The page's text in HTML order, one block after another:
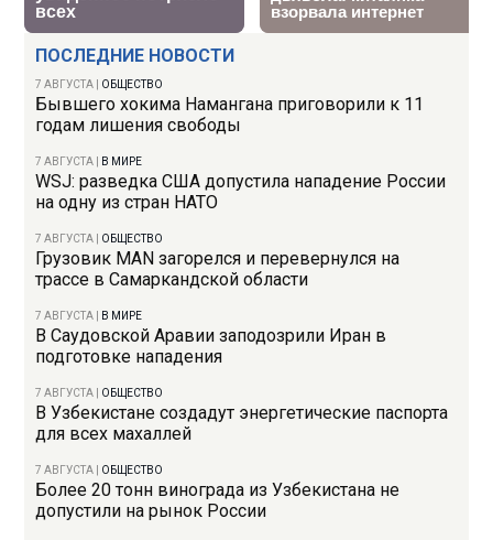
ПОСЛЕДНИЕ НОВОСТИ
7 АВГУСТА ОБЩЕСТВО
Бывшего хокима Намангана приговорили к 11
годам лишения свободы
7 АВГУСТА В МИРЕ
WSJ: разведка США допустила нападение России
на одну из стран НАТО
7 АВГУСТА ОБЩЕСТВО
Грузовик MAN загорелся и перевернулся на
трассе в Самаркандской области
7 АВГУСТА В МИРЕ
В Саудовской Аравии заподозрили Иран в
подготовке нападения
7 АВГУСТА ОБЩЕСТВО
В Узбекистане создадут энергетические паспорта
для всех махаллей
7 АВГУСТА ОБЩЕСТВО
Более 20 тонн винограда из Узбекистана не
допустили на рынок России